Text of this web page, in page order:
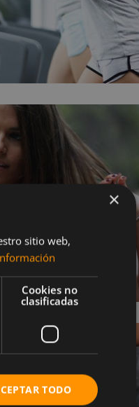
×
sitio web,
Cookies no
clasificadas
TODO